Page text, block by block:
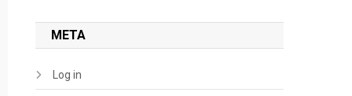
META
Log in